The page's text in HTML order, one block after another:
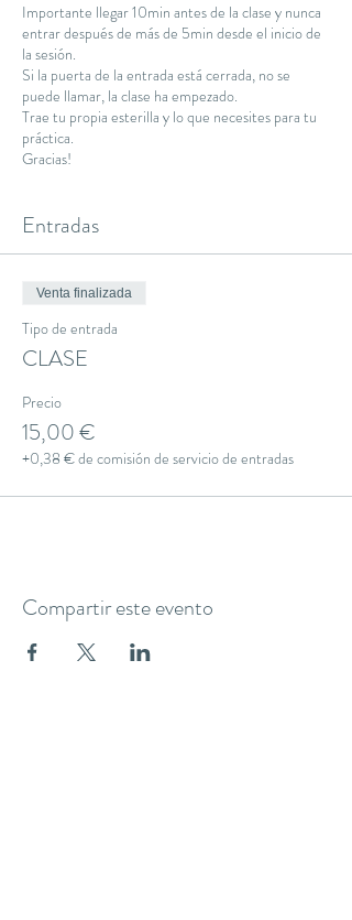
Importante llegar 10min antes de la clase y nunca
entrar después de más de 5min desde el inicio de
la sesión.
Si la puerta de la entrada está cerrada, no se
puede llamar, la clase ha empezado.
Trae tu propia esterilla y lo que necesites para tu
práctica.
Gracias!
Entradas
Venta finalizada
Tipo de entrada
CLASE
Precio
15,00 €
+0,38 € de comisión de servicio de entradas
Compartir este evento